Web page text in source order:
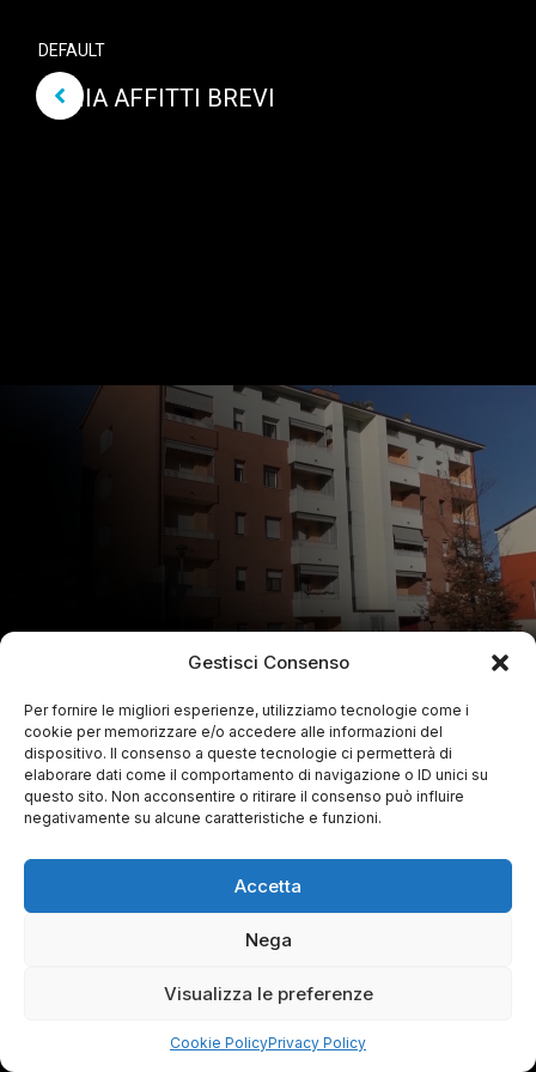
Gestisci Consenso
Per fornire le migliori esperienze, utilizziamo tecnologie come i
cookie per memorizzare e/o accedere alle informazioni del
dispositivo. Il consenso a queste tecnologie ci permetterà di
elaborare dati come il comportamento di navigazione o ID unici su
questo sito. Non acconsentire o ritirare il consenso può influire
negativamente su alcune caratteristiche e funzioni.
Accetta
Nega
Visualizza le preferenze
Cookie PolicyPrivacy Policy